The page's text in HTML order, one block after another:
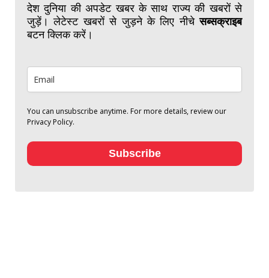
देश दुनिया की अपडेट खबर के साथ राज्य की खबरों से
जुड़ें। लेटेस्ट खबरों से जुड़ने के लिए नीचेसब्सक्राइब
बटन क्लिक करें।
You can unsubscribe anytime. For more details, review our
Privacy Policy.
Subscribe